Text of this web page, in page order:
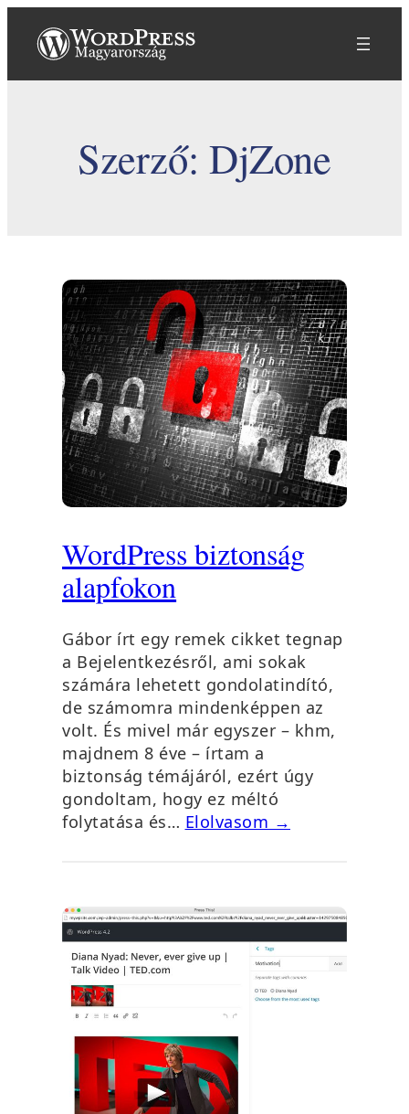
tartalomhoz
Szerző: DjZone
WordPress biztonság
alapfokon
Gábor írt egy remek cikket tegnap
a Bejelentkezésről, ami sokak
számára lehetett gondolatindító,
de számomra mindenképpen az
volt. És mivel már egyszer – khm,
majdnem 8 éve – írtam a
biztonság témájáról, ezért úgy
gondoltam, hogy ez méltó
folytatása és… Elolvasom →